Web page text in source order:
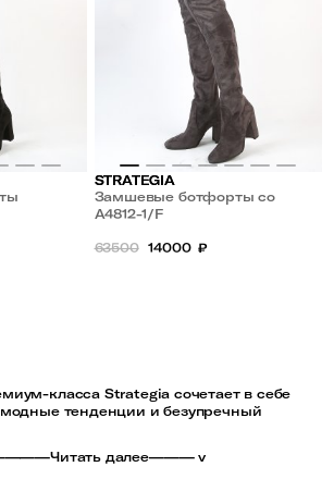
STRATEGIA
Замшевые ботфорты со
стрейч голенищем
A4812-1/F
63500 14000 ₽
класса Strategia сочетает в себе
модные тенденции и безупречный
далее——— v